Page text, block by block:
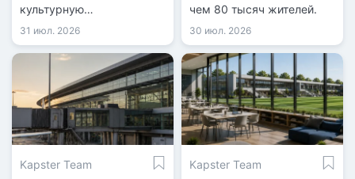
культурную
инфраструктуру.
31 июл. 2026
чем 80 тысяч жителей.
30 июл. 2026
Kapster Team
Kapster Team